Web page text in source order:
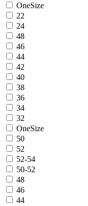
OneSize
22
24
48
46
44
42
40
38
36
34
32
OneSize
50
52
52-54
50-52
48
46
44